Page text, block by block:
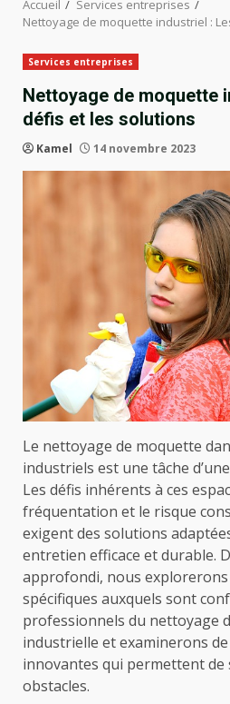
Accueil
Services entreprises
Nettoyage de moquette industriel :
Services entreprises
Nettoyage de moquette
défis et les solutions
Kamel 14 novembre 2023
Le nettoyage de moquette
industriels est une tâche
Les défis inhérents à ces
fréquentation et le risque
exigent des solutions
entretien efficace et durable.
approfondi, nous explorerons
spécifiques auxquels sont
professionnels du nettoyage
industrielle et examinerons
innovantes qui permettent de
obstacles.